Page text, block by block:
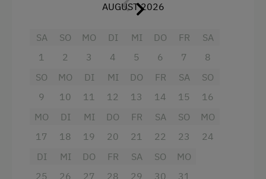
Infrarotkabine
Sauna
Solarium
Aktivurlaub
Flachbildschirm, W-Lan, Balkon mit Blick zum
Ausstattung
AUGUST 2026
SA
1
SO
2
MO
3
DI
4
MI
5
DO
6
FR
7
SA
8
SO
9
MO
10
DI
11
MI
12
DO
13
FR
14
SA
15
SO
16
MO
17
DI
18
MI
19
DO
20
FR
21
SA
22
SO
23
MO
24
DI
25
MI
26
DO
27
FR
28
SA
29
SO
30
MO
31